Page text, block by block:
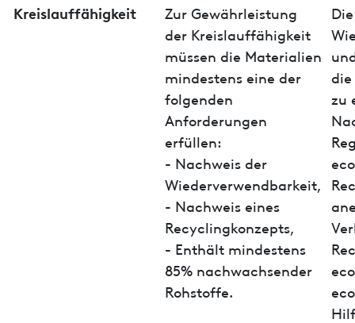
Kreislauffähigkeit
Zur Gewährleistung
der Kreislauffähigkeit
müssen die Materialien
mindestens eine der
folgenden
Anforderungen
erfüllen:
- Nachweis der
Wiederverwendbarkeit,
- Nachweis eines
Recyclingkonzepts,
- Enthält mindestens
85% nachwachsender
Rohstoffe.
zu